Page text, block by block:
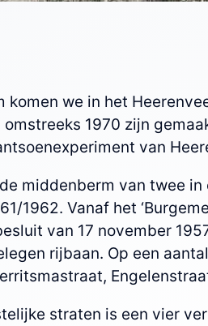
we in het
1970 zijn
van
middenberm van twee
1962. Vanaf het
van 17 november
rijbaan. Op een
straten is een vier